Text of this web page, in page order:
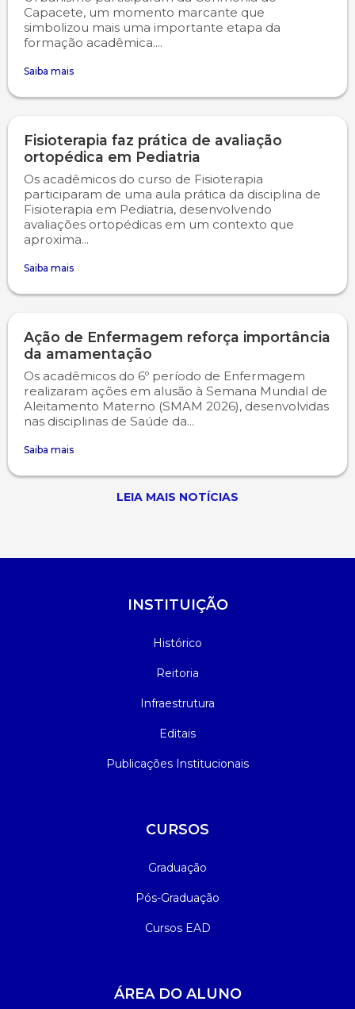
Capacete, um momento marcante que
simbolizou mais uma importante etapa da
formação acadêmica....
Saiba mais
Fisioterapia faz prática de avaliação
ortopédica em Pediatria
Os acadêmicos do curso de Fisioterapia
participaram de uma aula prática da disciplina de
Fisioterapia em Pediatria, desenvolvendo
avaliações ortopédicas em um contexto que
aproxima...
Saiba mais
Ação de Enfermagem reforça importância
da amamentação
Os acadêmicos do 6º período de Enfermagem
realizaram ações em alusão à Semana Mundial de
Aleitamento Materno (SMAM 2026), desenvolvidas
nas disciplinas de Saúde da...
Saiba mais
LEIA MAIS NOTÍCIAS
INSTITUIÇÃO
Histórico
Reitoria
Infraestrutura
Editais
Publicações Institucionais
CURSOS
Graduação
Pós-Graduação
Cursos EAD
ÁREA DO ALUNO